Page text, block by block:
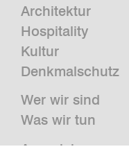
Architektur
Hospitality
Kultur
Denkmalschutz
Wer wir sind
Was wir tun
Auszeichnungen